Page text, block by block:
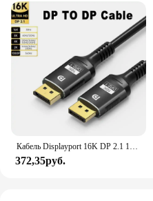
Кабель Displayport 16K DP 2.1 16K 30 Гц 8K 60 Гц 4K 120 Гц 32 Гбит/с Видео-аудиокабель Порт дисплея 1,2 Адаптер для ноутбука HDTV ПК
372,35руб.